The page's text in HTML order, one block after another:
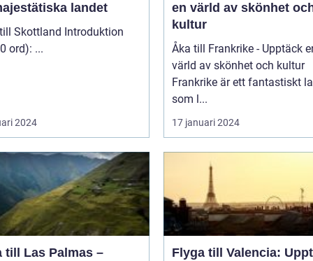
landet
Introduktion
(ca 200 ord): ...
2024
en värld av skönhet
kultur
Åka till Frankrike - Upptäck
värld av skönhet och kultur
Frankrike är ett fantastiskt
som l...
17 januari 2024
till Las Palmas –
Flyga till Valencia: